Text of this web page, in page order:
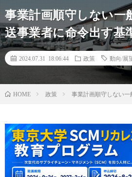
事業計画順守しない一
送事業者に命令出す基
2024.07.31 18:06:44 政策 動向/展
HOME 政策 事業計画順守しない